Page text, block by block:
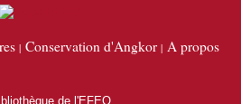
Conservation d'Angkor A propos
de l'EFEO